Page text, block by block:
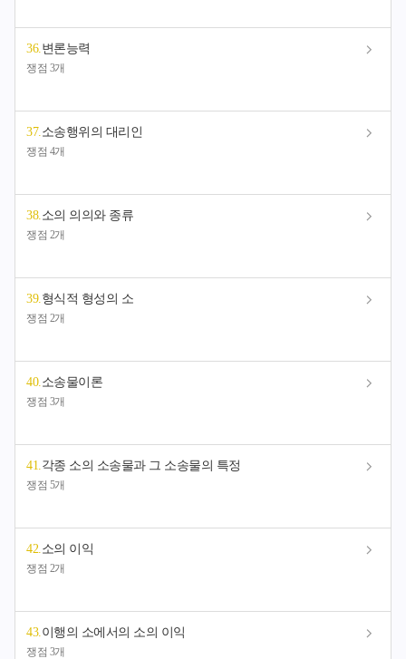
36.변론능력
쟁점 3개
37.소송행위의 대리인
쟁점 4개
38.소의 의의와 종류
쟁점 2개
39.형식적 형성의 소
쟁점 2개
40.소송물이론
쟁점 3개
41.각종 소의 소송물과 그 소송물의 특정
쟁점 5개
42.소의 이익
쟁점 2개
43.이행의 소에서의 소의 이익
쟁점 3개